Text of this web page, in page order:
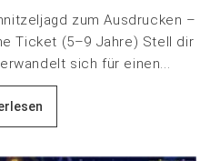
zum Ausdrucken –
Ticket (5–9 Jahre) Stell dir
sich für einen...